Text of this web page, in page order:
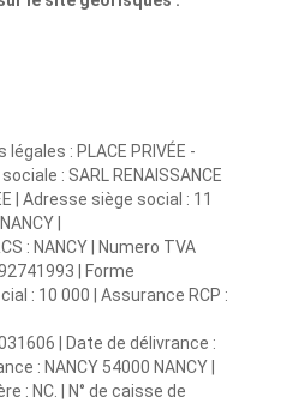
: PLACE PRIVÉE -
: SARL RENAISSANCE
| Adresse siège social : 11
|
: NANCY | Numero TVA
| Forme
: 10 000 | Assurance RCP :
| Date de délivrance :
: NANCY 54000 NANCY |
: NC. | N° de caisse de